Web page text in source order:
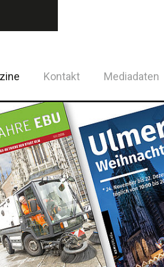
Kontakt Mediadaten